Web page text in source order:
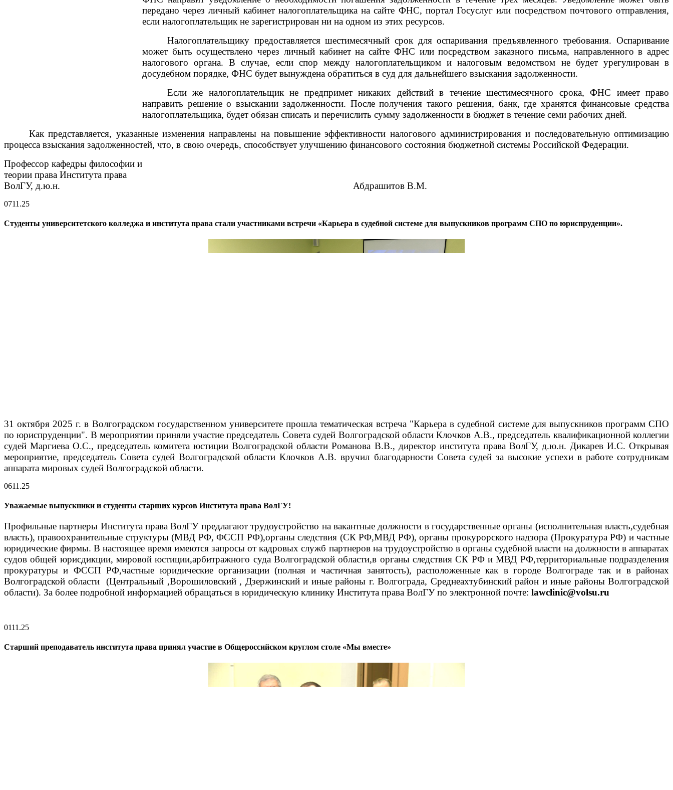
передано через личный кабинет налогоплательщика на сайте ФНС, портал Госуслуг или посредством почтового отправления,
если налогоплательщик не зарегистрирован ни на одном из этих ресурсов.
Налогоплательщику предоставляется шестимесячный срок для оспаривания предъявленного требования. Оспаривание
может быть осуществлено через личный кабинет на сайте ФНС или посредством заказного письма, направленного в адрес
налогового органа. В случае, если спор между налогоплательщиком и налоговым ведомством не будет урегулирован в
досудебном порядке, ФНС будет вынуждена обратиться в суд для дальнейшего взыскания задолженности.
Если же налогоплательщик не предпримет никаких действий в течение шестимесячного срока, ФНС имеет право
направить решение о взыскании задолженности. После получения такого решения, банк, где хранятся финансовые средства
налогоплательщика, будет обязан списать и перечислить сумму задолженности в бюджет в течение семи рабочих дней.
Как представляется, указанные изменения направлены на повышение эффективности налогового администрирования и последовательную оптимизацию
процесса взыскания задолженностей, что, в свою очередь, способствует улучшению финансового состояния бюджетной системы Российской Федерации.
Профессор кафедры философии и
теории права Института права
ВолГУ, д.ю.н. Абдрашитов В.М.
0711.25
Студенты университетского колледжа и института права стали участниками встречи «Карьера в судебной системе для выпускников программ СПО по юриспруденции».
31 октября 2025 г. в Волгоградском государственном университете прошла тематическая встреча "Карьера в судебной системе для выпускников программ СПО
по юриспруденции". В мероприятии приняли участие председатель Совета судей Волгоградской области Клочков А.В., председатель квалификационной коллегии
судей Маргиева О.С., председатель комитета юстиции Волгоградской области Романова В.В., директор института права ВолГУ, д.ю.н. Дикарев И.С. Открывая
мероприятие, председатель Совета судей Волгоградской области Клочков А.В. вручил благодарности Совета судей за высокие успехи в работе сотрудникам
аппарата мировых судей Волгоградской области.
0611.25
Уважаемые выпускники и студенты старших курсов Института права ВолГУ!
Профильные партнеры Института права ВолГУ предлагают трудоустройство на вакантные должности в государственные органы (исполнительная власть,судебная
власть), правоохранительные структуры (МВД РФ, ФССП РФ),органы следствия (СК РФ,МВД РФ), органы прокурорского надзора (Прокуратура РФ) и частные
юридические фирмы.В настоящее время имеются запросы от кадровых служб партнеров на трудоустройство в органы судебной власти на должности в аппаратах
судов общей юрисдикции, мировой юстиции,арбитражного суда Волгоградской области,в органы следствия СК РФ и МВД РФ,территориальные подразделения
прокуратуры и ФССП РФ,частные юридические организации (полная и частичная занятость), расположенные как в городе Волгограде так и в районах
Волгоградской области (Центральный ,Ворошиловский , Дзержинский и иные районы г. Волгограда, Среднеахтубинский район и иные районы Волгоградской
области). За более подробной информацией обращаться в юридическую клинику Института права ВолГУ по электронной почте: lawclinic@volsu.ru
0111.25
Старший преподаватель института права принял участие в Общероссийском круглом столе «Мы вместе»